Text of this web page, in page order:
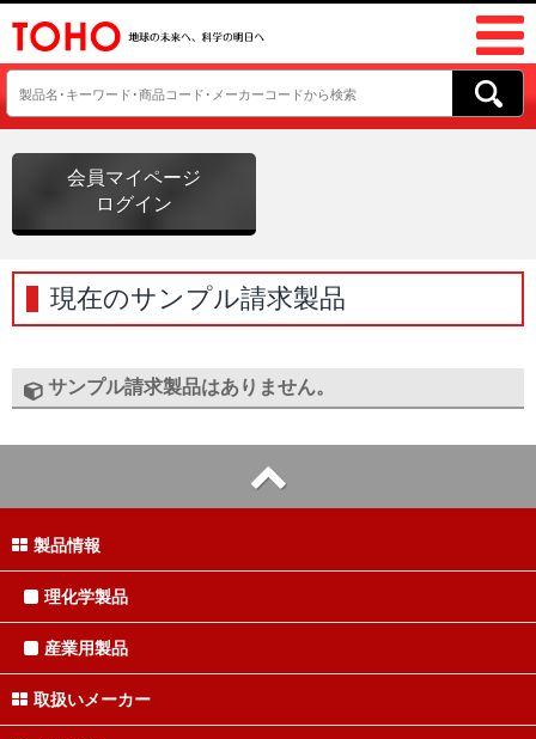
会員マイページ
ログイン
現在のサンプル請求製品
サンプル請求製品はありません。
製品情報
理化学製品
産業用製品
取扱いメーカー